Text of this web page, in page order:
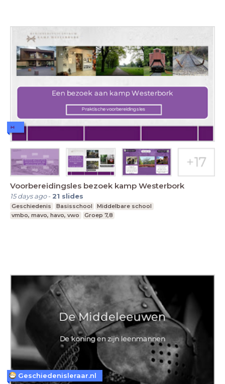
Voorbereidingsles bezoek kamp Westerbork
15 days ago- 21 slides
Geschiedenis Basisschool
Middelbare school
vmbo, mavo, havo, vwo
Groep 7,8
Geschiedenisleraar.nl